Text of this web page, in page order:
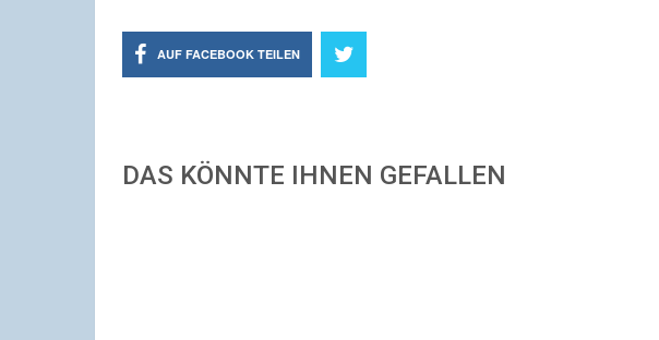
AUF FACEBOOK TEILEN
DAS KÖNNTE IHNEN GEFALLEN